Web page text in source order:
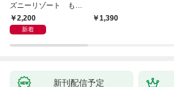
ズニーリゾート もっ
とやさしいガイド
2,200
新着
1,390
新刊配信予定